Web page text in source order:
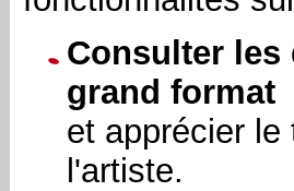
Consulter les
grand format
et apprécier le
l'artiste.